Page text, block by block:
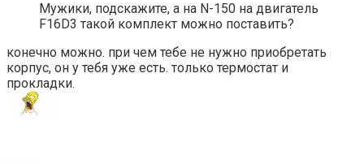
Мужики, подскажите, а на N-150 на двигатель
F16D3 такой комплект можно поставить?
конечно можно. при чем тебе не нужно приобретать
корпус, он у тебя уже есть. только термостат и
прокладки.